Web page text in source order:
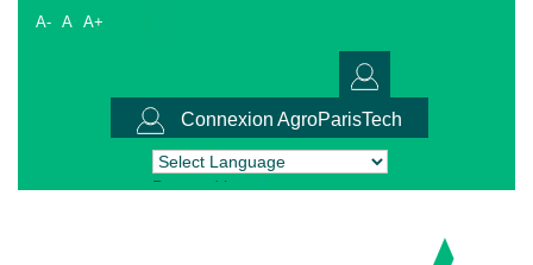
A- A A+
Connexion AgroParisTech
Powered by Translate